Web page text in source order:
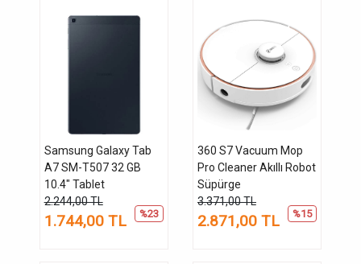
Samsung Galaxy Tab
A7 SM-T507 32 GB
10.4" Tablet
2.244,00 TL
%23
1.744,00 TL
360 S7 Vacuum Mop
Pro Cleaner Akıllı Robot
Süpürge
3.371,00 TL
%15
2.871,00 TL